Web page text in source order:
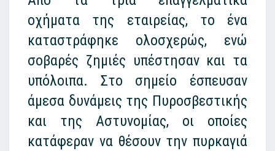
οχήματα της εταιρείας, το ένα
καταστράφηκε ολοσχερώς, ενώ
σοβαρές ζημιές υπέστησαν και τα
υπόλοιπα. Στο σημείο έσπευσαν
άμεσα δυνάμεις της Πυροσβεστικής
και της Αστυνομίας, οι οποίες
κατάφεραν να θέσουν την πυρκαγιά